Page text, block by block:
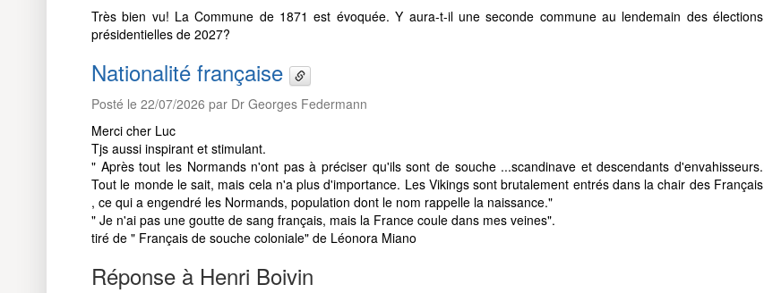
Très bien vu! La Commune de 1871 est évoquée. Y aura-t-il une seconde commune au lendemain des élections
présidentielles de 2027?
Nationalité française
Posté le 22/07/2026 par Dr Georges Federmann
Merci cher Luc
Tjs aussi inspirant et stimulant.
" Après tout les Normands n'ont pas à préciser qu'ils sont de souche ...scandinave et descendants d'envahisseurs.
Tout le monde le sait, mais cela n'a plus d'importance. Les Vikings sont brutalement entrés dans la chair des Français
, ce qui a engendré les Normands, population dont le nom rappelle la naissance."
" Je n'ai pas une goutte de sang français, mais la France coule dans mes veines".
tiré de " Français de souche coloniale" de Léonora Miano
Réponse à Henri Boivin